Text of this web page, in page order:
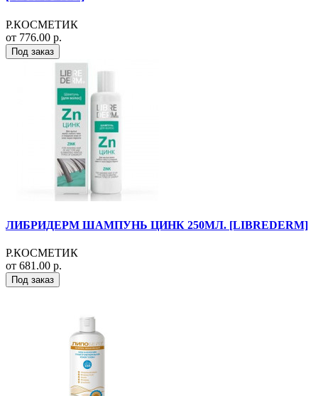
Р.КОСМЕТИК
от 776.00 р.
Под заказ
ЛИБРИДЕРМ ШАМПУНЬ ЦИНК 250МЛ. [LIBREDERM]
Р.КОСМЕТИК
от 681.00 р.
Под заказ